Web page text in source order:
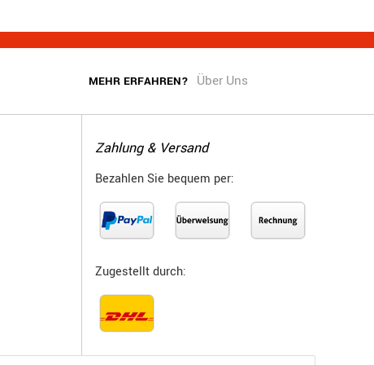
MEHR ERFAHREN? Über Uns
Zahlung & Versand
Bezahlen Sie bequem per:
Zugestellt durch: